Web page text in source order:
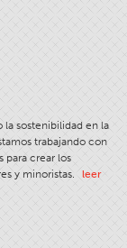
sostenibilidad en la
trabajando con
para crear los
y minoristas.
leer